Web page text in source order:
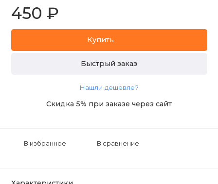
450 ₽
Купить
Быстрый заказ
Нашли дешевле?
Скидка 5% при заказе через сайт
В избранное В сравнение